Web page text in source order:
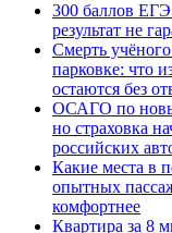
300 баллов
результат не
Смерть
парковке: что
остаются без
ОСАГО по
но страховка
российских
Какие места в
опытных
комфортнее
Квартира за 8